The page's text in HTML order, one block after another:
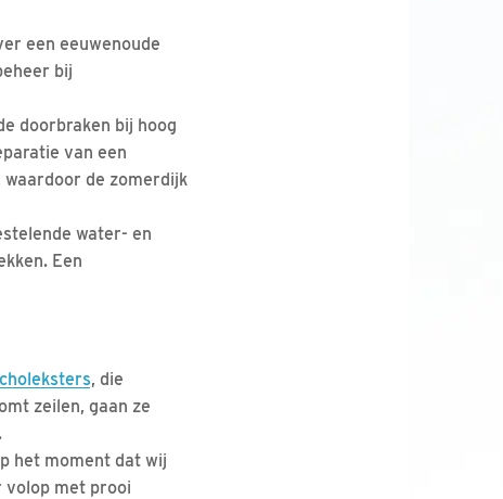
een eeuwenoude
bij
doorbraken bij hoog
van een
waardoor de zomerdijk
water- en
Een
, die
zeilen, gaan ze
het moment dat wij
volop met prooi